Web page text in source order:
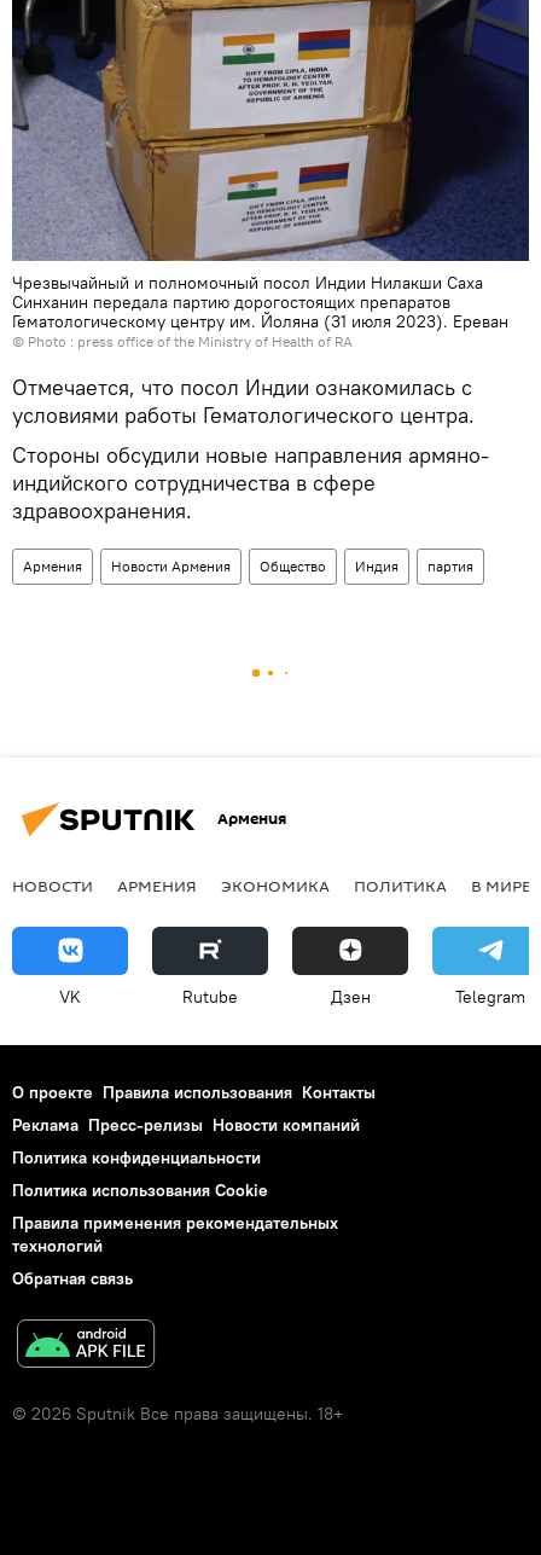
Чрезвычайный и полномочный посол Индии Нилакши Саха
Синханин передала партию дорогостоящих препаратов
Гематологическому центру им. Йоляна (31 июля 2023). Еревaн
© Photo : press office of the Ministry of Health of RA
Отмечается, что посол Индии ознакомилась с
условиями работы Гематологического центра.
Стороны обсудили новые направления армяно-
индийского сотрудничества в сфере
здравоохранения.
Армения Новости Армения Общество Индия партия
Армения
НОВОСТИ АРМЕНИЯ ЭКОНОМИКА ПОЛИТИКА В МИРЕ
VK Rutube Дзен Telegram
О проекте Правила использования Контакты
Реклама Пресс-релизы Новости компаний
Политика конфиденциальности
Политика использования Cookie
Правила применения рекомендательных
технологий
Обратная связь
© 2026 Sputnik Все права защищены. 18+